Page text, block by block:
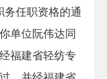
务任职资格的通
单位阮伟达同
福建省轻纺专